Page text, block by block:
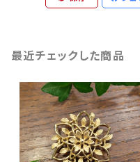
最近チェックした商品